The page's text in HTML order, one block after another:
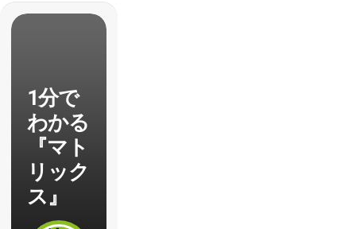
1分で
わかる
『マト
リック
ス』